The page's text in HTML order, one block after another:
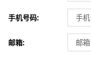
手机号码:
邮箱: